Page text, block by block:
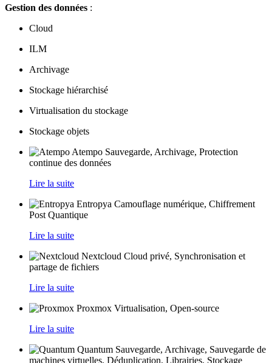
Gestion des données :
Cloud
ILM
Archivage
Stockage hiérarchisé
Virtualisation du stockage
Stockage objets
Atempo Sauvegarde, Archivage, Protection
continue des données
Lire la suite
Entropya Camouflage numérique, Chiffrement
Post Quantique
Lire la suite
Nextcloud Cloud privé, Synchronisation et
partage de fichiers
Lire la suite
Proxmox Virtualisation, Open-source
Lire la suite
Quantum Sauvegarde, Archivage, Sauvegarde de
machines virtuelles, Déduplication, Librairies, Stockage